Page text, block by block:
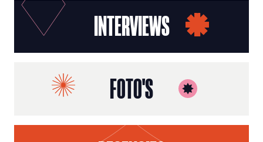
INTERVIEWS
FOTO'S